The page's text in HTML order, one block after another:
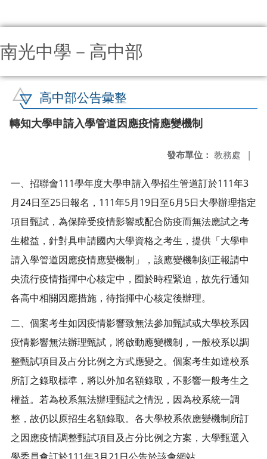
南光中學－高中部
高中部公告彙整
轉知大學申請入學管道因應疫情應變機制
發布單位： 教務處 |
一、招聯會111學年度大學申請入學招生管道訂於111年3
月24日至25日報名，111年5月19日至6月5日大學辦理指定
項目甄試，為保障受疫情影響或配合防疫而無法應試之考
生權益，針對具申請國內大學資格之考生，提供「大學申
請入學管道因應疫情應變機制」，該應變機制刻正報請中
央流行疫情指揮中心核定中，囿於時程緊迫，故先行通知
各高中相關因應措施，待指揮中心核定後辦理。
二、個案考生如因疫情影響致無法參加甄試或大學校系因
疫情影響無法辦理甄試，將啟動應變機制，一般校系以調
整甄試項目及占分比例之方式應變之。個案考生如達校系
所訂之錄取標準，將以外加名額錄取，不影響一般考生之
權益。若為校系無法辦理甄試之情況，因為校系統一調
整，故仍以原招生名額錄取。各大學校系依應變機制所訂
之因應疫情調整甄試項目及占分比例之方案，大學甄選入